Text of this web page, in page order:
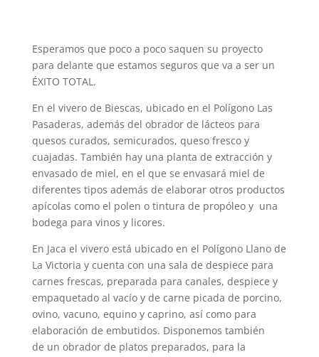
Esperamos que poco a poco saquen su proyecto
para delante que estamos seguros que va a ser un
ÉXITO TOTAL.
En el vivero de Biescas, ubicado en el Polígono Las
Pasaderas, además del obrador de lácteos para
quesos curados, semicurados, queso fresco y
cuajadas. También hay una planta de extracción y
envasado de miel, en el que se envasará miel de
diferentes tipos además de elaborar otros productos
apícolas como el polen o tintura de propóleo y una
bodega para vinos y licores.
En Jaca el vivero está ubicado en el Polígono Llano de
La Victoria y cuenta con una sala de despiece para
carnes frescas, preparada para canales, despiece y
empaquetado al vacío y de carne picada de porcino,
ovino, vacuno, equino y caprino, así como para
elaboración de embutidos. Disponemos también
de un obrador de platos preparados, para la